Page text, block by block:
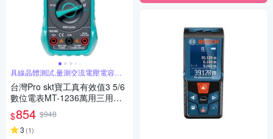
具線晶體測試,量測交流電壓電容電
阻溫度
台灣Pro skt寶工真有效值3 5/6
數位電表MT-1236萬用三用電
錶附探針(具線晶體測試,量測交
流電壓電容電阻溫度)公司貨,享
一年保固
$854 $948
3 (1)